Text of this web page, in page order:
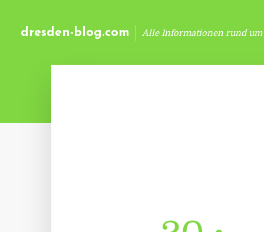
dresden-blog.com Alle Informationen rund um